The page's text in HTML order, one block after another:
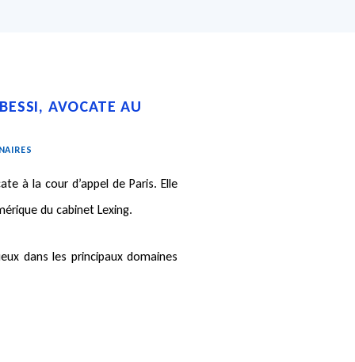
AVOCATE AU
à la cour d’appel de Paris. Elle
du cabinet Lexing.
dans les principaux domaines